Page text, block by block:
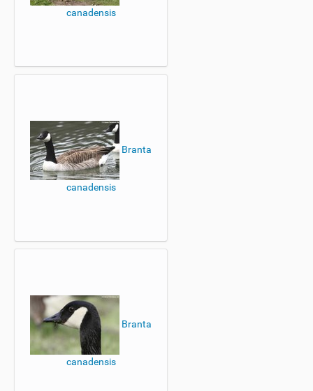
canadensis
Branta
canadensis
Branta
canadensis